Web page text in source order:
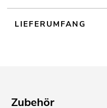
LIEFERUMFANG
Zubehör